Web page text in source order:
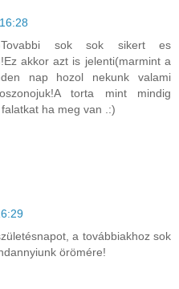
sok sok sikert es
akkor azt is jelenti(marmint a
nap hozol nekunk valami
torta mint mindig
ha meg van .:)
a továbbiakhoz sok
örömére!